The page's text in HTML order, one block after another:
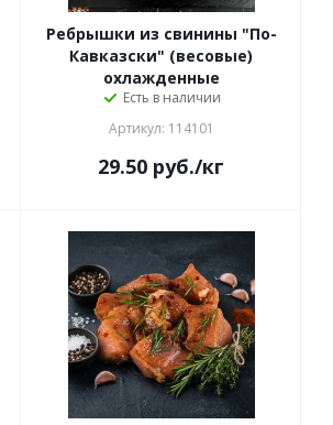
Ребрышки из свинины "По-
Кавказски" (весовые)
охлажденные
Есть в наличии
Артикул: 114101
29.50 руб./кг